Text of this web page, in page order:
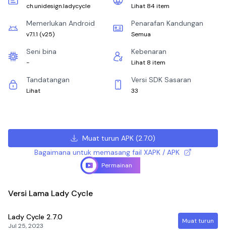
ch.unidesign.ladycycle Lihat 84 item
Memerlukan Android
v7.1.1 (v25)
Penarafan Kandungan
Semua
Seni bina
-
Kebenaran
Lihat 8 item
Tandatangan
Lihat
Versi SDK Sasaran
33
Muat turun APK (2.7.0)
Bagaimana untuk memasang fail XAPK / APK
Permainan
Versi Lama Lady Cycle
Lady Cycle 2.7.0
Jul 25, 2023
Muat turun